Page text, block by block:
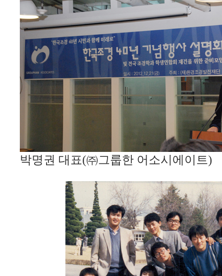
박명권 대표(㈜그룹한 어소시에이트)